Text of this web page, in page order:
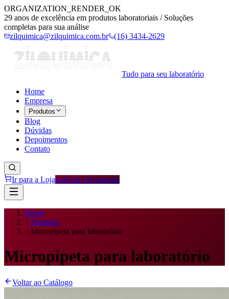
ORGANIZATION_RENDER_OK
29 anos de excelência em produtos laboratoriais / Soluções
completas para sua análise
zilquimica@zilquimica.com.br
(16) 3434-2629
Tudo para seu laboratório
Home
Empresa
Produtos
Blog
Dúvidas
Depoimentos
Contato
Ir para a LojaSolicitar Orçamento
Home
Produtos
Micropipeta para laboratório
Micropipeta para laboratório
Voltar ao Catálogo